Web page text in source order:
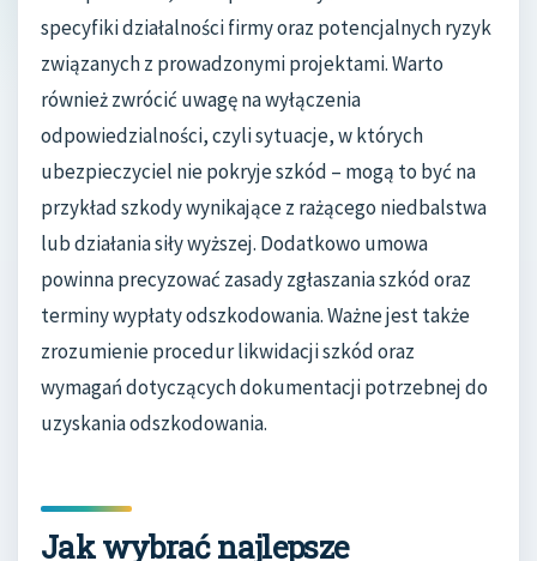
specyfiki działalności firmy oraz potencjalnych ryzyk
związanych z prowadzonymi projektami. Warto
również zwrócić uwagę na wyłączenia
odpowiedzialności, czyli sytuacje, w których
ubezpieczyciel nie pokryje szkód – mogą to być na
przykład szkody wynikające z rażącego niedbalstwa
lub działania siły wyższej. Dodatkowo umowa
powinna precyzować zasady zgłaszania szkód oraz
terminy wypłaty odszkodowania. Ważne jest także
zrozumienie procedur likwidacji szkód oraz
wymagań dotyczących dokumentacji potrzebnej do
uzyskania odszkodowania.
Jak wybrać najlepsze